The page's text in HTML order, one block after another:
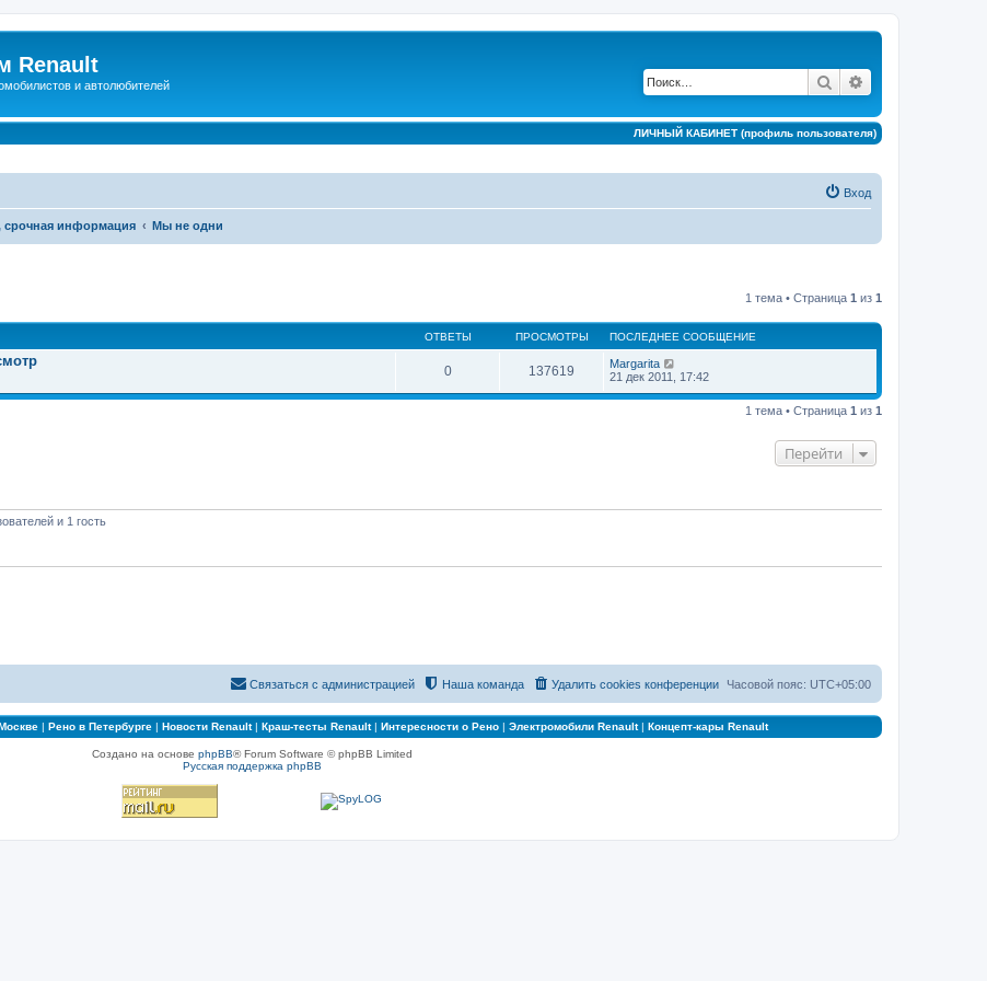
Renault
и автолюбителей Поиск
ЛИЧНЫЙ КАБИНЕТ (профиль пользователя)
Вход
срочная информация Мы не одни
1 тема • Страница 1 из 1
ОТВЕТЫ ПРОСМОТРЫ ПОСЛЕДНЕЕ СООБЩЕНИЕ
0 137619
Margarita
21 дек 2011, 17:42
1 тема • Страница 1 из 1
Перейти
и 1 гость
Часовой пояс: UTC+05:00
Удалить cookies конференции
Наша команда
Связаться с администрацией
| Рено в Петербурге| Новости Renault| Краш-тесты Renault| Интересности о Рено| Электромобили Renault| Концепт-кары Renault
Создано на основе phpBB® Forum Software © phpBB Limited
Русская поддержка phpBB